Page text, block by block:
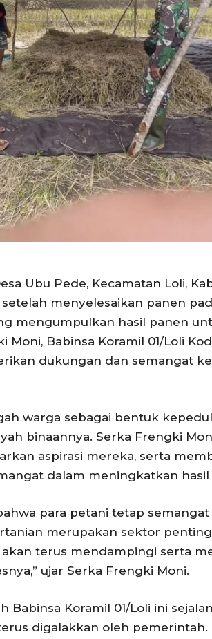
Ubu Pede, Kecamatan Loli,
menyelesaikan panen
mengumpulkan hasil panen
Babinsa Koramil 01/Loli
dukungan dan semangat
warga sebagai bentuk
binaannya. Serka Frengki
aspirasi mereka, serta
dalam meningkatkan hasil
para petani tetap
merupakan sektor
terus mendampingi serta
ujar Serka Frengki Moni.
Babinsa Koramil 01/Loli ini
digalakkan oleh pemerintah.